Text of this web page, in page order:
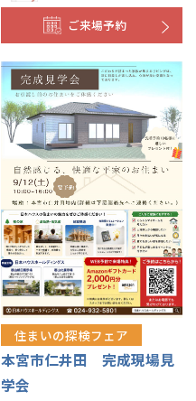
ご来場予約
住まいの探検フェア
本宮市仁井田 完成現場見
学会